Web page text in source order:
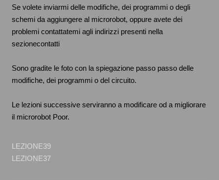
Se volete inviarmi delle modifiche, dei programmi o degli
schemi da aggiungere al microrobot, oppure avete dei
problemi contattatemi agli indirizzi presenti nella
sezionecontatti
Sono gradite le foto con la spiegazione passo passo delle
modifiche, dei programmi o del circuito.
Le lezioni successive serviranno a modificare od a migliorare
il microrobot Poor.
LEZIONE39
LEZIONE37